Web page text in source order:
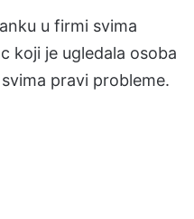
u firmi svima
koji je ugledala osoba
pravi probleme.